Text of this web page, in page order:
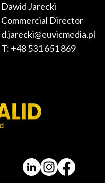
Dawid Jarecki
Commercial Director
d.jarecki@euvicmedia.pl
T: +48 531 651 869